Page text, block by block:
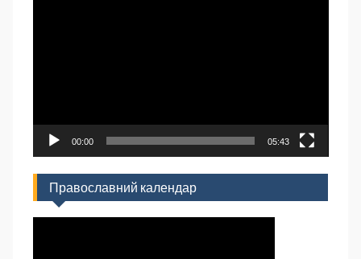
00:00 05:43
Православний календар